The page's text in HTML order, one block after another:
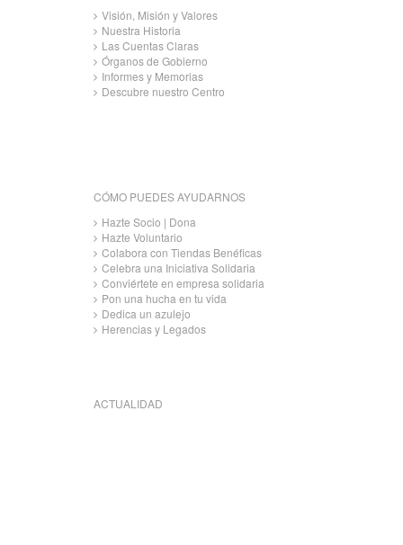
Visión, Misión y Valores
Nuestra Historia
Las Cuentas Claras
Órganos de Gobierno
Informes y Memorias
Descubre nuestro Centro
CÓMO PUEDES AYUDARNOS
Hazte Socio | Dona
Hazte Voluntario
Colabora con Tiendas Benéficas
Celebra una Iniciativa Solidaria
Conviértete en empresa solidaria
Pon una hucha en tu vida
Dedica un azulejo
Herencias y Legados
ACTUALIDAD